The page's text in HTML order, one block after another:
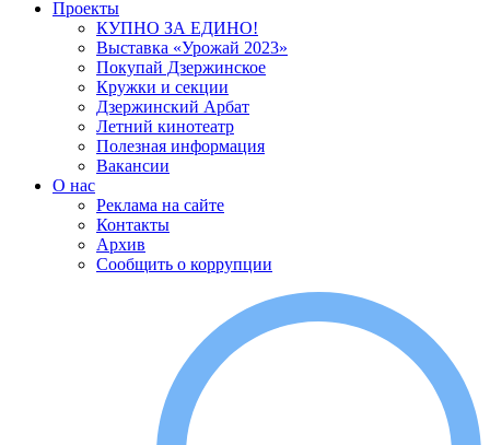
Проекты
КУПНО ЗА ЕДИНО!
Выставка «Урожай 2023»
Покупай Дзержинское
Кружки и секции
Дзержинский Арбат
Летний кинотеатр
Полезная информация
Вакансии
О нас
Реклама на сайте
Контакты
Архив
Сообщить о коррупции